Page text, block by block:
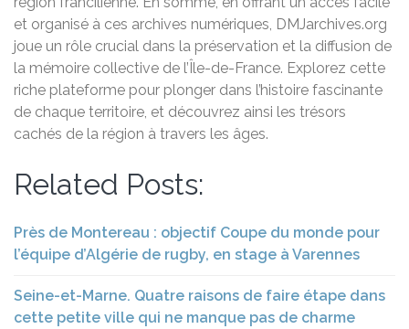
et organisé à ces archives numériques, DMJarchives.org
joue un rôle crucial dans la préservation et la diffusion de
la mémoire collective de l’Île-de-France. Explorez cette
riche plateforme pour plonger dans l’histoire fascinante
de chaque territoire, et découvrez ainsi les trésors
cachés de la région à travers les âges.
Related Posts:
Près de Montereau : objectif Coupe du monde pour
l’équipe d’Algérie de rugby, en stage à Varennes
Seine-et-Marne. Quatre raisons de faire étape dans
cette petite ville qui ne manque pas de charme